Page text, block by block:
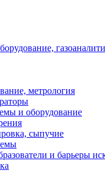
метрология
и оборудование
сыпучие
и барьеры